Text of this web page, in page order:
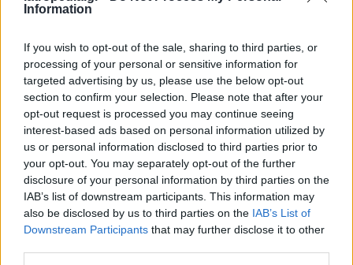
Information
If you wish to opt-out of the sale, sharing to third parties, or
processing of your personal or sensitive information for
targeted advertising by us, please use the below opt-out
section to confirm your selection. Please note that after your
opt-out request is processed you may continue seeing
interest-based ads based on personal information utilized by
us or personal information disclosed to third parties prior to
your opt-out. You may separately opt-out of the further
disclosure of your personal information by third parties on the
IAB’s list of downstream participants. This information may
also be disclosed by us to third parties on the IAB’s List of
Downstream Participants that may further disclose it to other
προκαλώντας αντίσταση στην ινσουλίνη. Τέλος,
γονιδίων και τη διαφοροποίηση των κυττάρων
μέσω μοριακών και επιγενετικών μηχανισμών.
Καθώς οι ουσίες αυτές υπάρχουν παντού σήμερα,
όλοι φέρουμε κάποιο σχετικό φορτίο στο σώμα μας.
Ομως, τα επίπεδα και χρόνος της έκθεσης, το φύλο
και ηλικία είναι σημαντικές παράμετροι για την
τελική τους επίδραση.
H επιγενετική κληρονομικότητα έχει μεγάλη
σημασία, επομένως οι έγκυες γυναίκες
αντιπροσωπεύουν έναν ευάλωτο πληθυσμό και
πρέπει επιπρόσθετα να προφυλάσσονται.